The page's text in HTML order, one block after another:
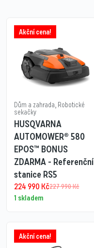
Akční cena!
Dům a zahrada, Robotické
sekačky
HUSQVARNA
AUTOMOWER® 580
EPOS™ BONUS
ZDARMA - Referenční
stanice RS5
227 990Kč
224 990 Kč
1 skladem
Akční cena!